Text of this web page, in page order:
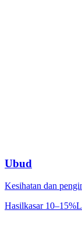
Ubud
Kesihatan dan
Hasilkasar 10–15%